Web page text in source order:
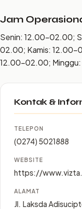
Jam
Senin: 12.00–02.00;
02.00; Kamis:
12.00–02.00;
Kontak &
TELEPON
(0274) 5021888
WEBSITE
https://
ALAMAT
Jl. Laksda